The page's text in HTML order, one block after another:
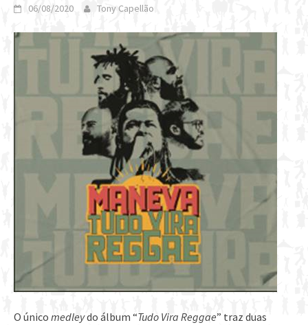
06/08/2020 Tony Capellão
O único medleydo álbum “Tudo Vira Reggae” traz duas